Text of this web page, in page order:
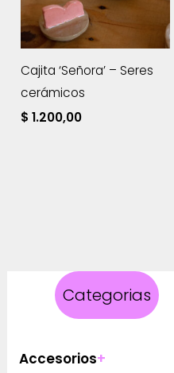
Categorias
Accesorios+
Cajita ‘Señora’ – Seres
cerámicos
$ 1.200,00